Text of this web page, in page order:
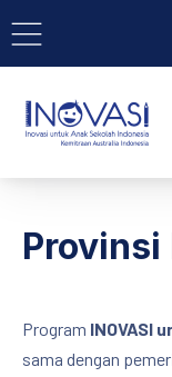
BAR NAVIGATION
Program INOVASI
sama dengan